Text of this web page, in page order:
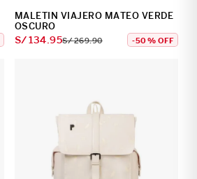
MALETIN VIAJERO MATEO VERDE
OSCURO
S/134 .95S/269.90 -50 % OFF